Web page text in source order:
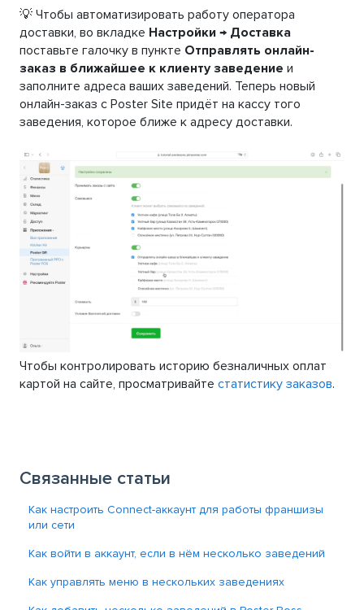
💡 Чтобы автоматизировать работу оператора
доставки, во вкладке Настройки → Доставка
поставьте галочку в пункте Отправлять онлайн-
заказ в ближайшее к клиенту заведение и
заполните адреса ваших заведений. Теперь новый
онлайн-заказ с Poster Site придёт на кассу того
заведения, которое ближе к адресу доставки.
Чтобы контролировать историю безналичных оплат
картой на сайте, просматривайте статистику заказов.
Связанные статьи
Как настроить Connect-аккаунт для работы франшизы
или сети
Как войти в аккаунт, если в нём несколько заведений
Как управлять меню в нескольких заведениях